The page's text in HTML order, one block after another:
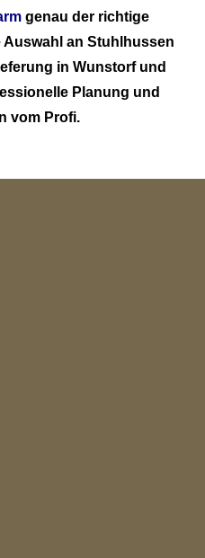
genau der richtige
an Stuhlhussen
in Wunstorf und
Planung und
vom Profi.